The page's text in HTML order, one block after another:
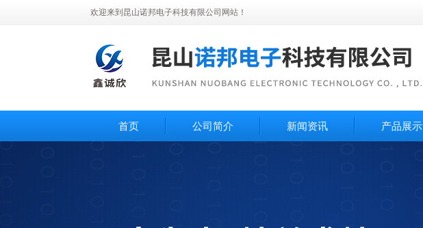
欢迎来到昆山诺邦电子科技有限公司网站！
首页 公司简介 新闻资讯 产品展示